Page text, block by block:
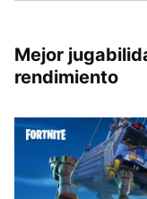
Mejor
rendimiento